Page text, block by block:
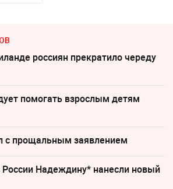
россиян прекратило череду
помогать взрослым детям
с прощальным заявлением
Надеждину* нанесли новый